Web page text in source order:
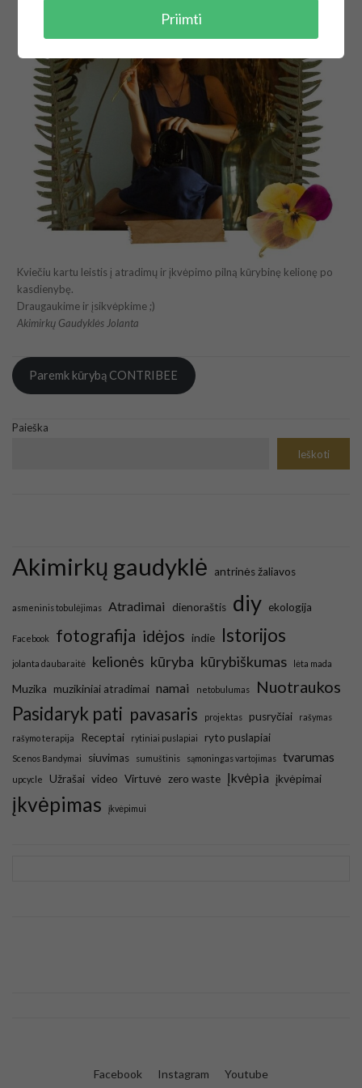
Kviečiu kartu leistis į atradimų ir įkvėpimo pilną kūrybinę kelionę po
kasdienybę.
Draugaukime ir įsikvėpkime ;)
Akimirkų Gaudyklės Jolanta
Paremk kūrybą CONTRIBEE
Paieška
Ieškoti
Akimirkų gaudyklė antrinės žaliavos
asmeninis tobulėjimas Atradimai dienoraštis diy ekologija
Facebook fotografija idėjos indie Istorijos
jolanta daubaraitė kelionės kūryba kūrybiškumas lėta mada
Muzika muzikiniai atradimai namai netobulumas Nuotraukos
Pasidaryk pati pavasaris projektas pusryčiai
rašymas
rašymo terapija
Receptai rytiniai puslapiai ryto puslapiai
Scenos Bandymai siuvimas sumuštinis sąmoningas vartojimas tvarumas
upcycle Užrašai video Virtuvė zero waste Įkvėpia įkvėpimai
įkvėpimas įkvėpimui
Facebook Instagram Youtube
Priimti